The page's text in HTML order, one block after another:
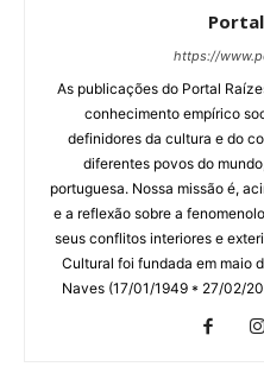
https://
As publicações do Portal
conhecimento empírico
definidores da cultura e do
diferentes povos do
portuguesa. Nossa missão é,
e a reflexão sobre a
seus conflitos interiores e
Cultural foi fundada em maio
Naves (17/01/1949 * 27/02/